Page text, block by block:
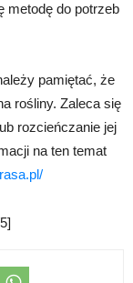
metodę do potrzeb
pamiętać, że
rośliny. Zaleca się
rozcieńczanie jej
na ten temat